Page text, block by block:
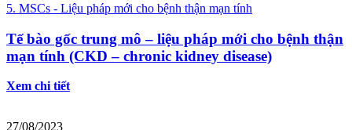
5. MSCs - Liệu pháp mới cho bệnh thận mạn tính
Tế bào gốc trung mô – liệu pháp mới cho bệnh thận
mạn tính (CKD – chronic kidney disease)
Xem chi tiết
27/08/2023